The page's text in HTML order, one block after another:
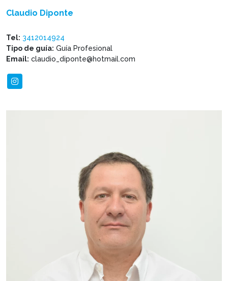
Claudio Diponte
Tel: 3412014924
Tipo de guía: Guía Profesional
Email: claudio_diponte@hotmail.com